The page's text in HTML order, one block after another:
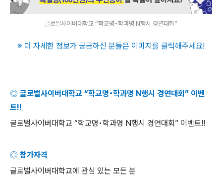
글로벌사이버대학교 “학교명•학과명 N행시 경연대회”
※ 더 자세한 정보가 궁금하신 분들은 이미지를 클릭해주세요!
◎ 글로벌사이버대학교 “학교명•학과명 N행시 경연대회 ” 이벤
트!!
글로벌사이버대학교 “학교명 •학과명 N행시 경연대회 ” 이벤트!!
◎ 참가자격
글로벌사이버대학교에 관심 있는 모든 분